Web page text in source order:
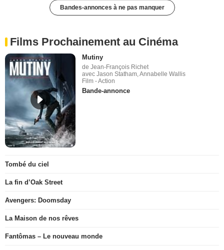
Bandes-annonces à ne pas manquer
Films Prochainement au Cinéma
Mutiny
de Jean-François Richet
avec Jason Statham, Annabelle Wallis
Film - Action
Bande-annonce
Tombé du ciel
La fin d’Oak Street
Avengers: Doomsday
La Maison de nos rêves
Fantômas – Le nouveau monde